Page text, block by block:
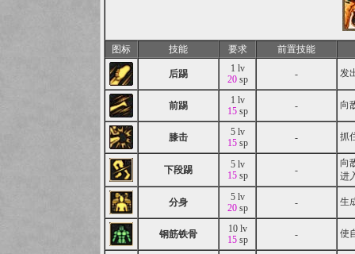
图标 技能 要求 前置技能
后踢
1 lv
20sp - 发
前踢
1 lv
15sp - 向
膝击
5 lv
15sp - 抓
下段踢
5 lv
15sp -
向
进
分身
5 lv
20sp - 生
钢筋铁骨
10 lv
15sp - 使